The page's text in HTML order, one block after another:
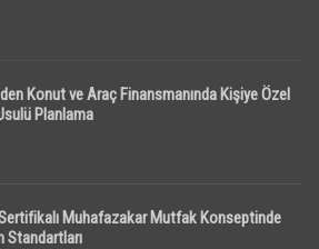
Konut ve Araç Finansmanında Kişiye Özel
Planlama
Muhafazakar Mutfak Konseptinde
Standartları